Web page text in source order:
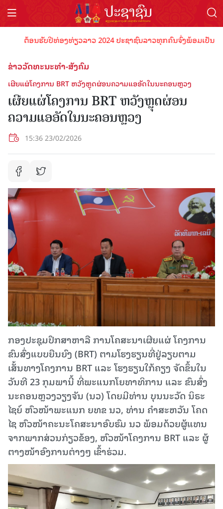
ຕ້ອນຮັບປີທ່ອງທ່ຽວລາວ 2024 ປະຊາຊົນລາວທຸກຄົນຈົ່ງພ້ອມເປັນເຈົ້
ຂ່າວວັດທະນະທຳ-ສັງຄົມ
ເຜີຍແຜ່ໂຄງການ BRT ຫວັງຫຼຸດຜ່ອນຄວາມແອອັດໃນນະຄອນຫຼວງ
ເຜີຍແຜ່ໂຄງການ BRT ຫວັງຫຼຸດຜ່ອນ
ຄວາມແອອັດໃນນະຄອນຫຼວງ
15:36 23/02/2026
ກອງປະຊຸມປຶກສາຫາລື ການໂຄສະນາເຜີຍແຜ່ ໂຄງການ
ຂົນສົ່ງແບບຍືນຍົງ (BRT) ຕາມໂຮງຮຽນທີ່ຢູ່ລຽບຕາມ
ເສັ້ນທາງໂຄງການ BRT ແລະ ໂຮງຮຽນໃກ້ຄຽງ ຈັດຂຶ້ນໃນ
ວັນທີ 23 ກຸມພານີ້ ທີ່ພະແນກໂຍທາທິການ ແລະ ຂົນສົ່ງ
ນະຄອນຫຼວງວຽງຈັນ (ນວ) ໂດຍມີທ່ານ ບຸນນະວັດ ນິຣະ
ໄຊຍ໌ ຫົວໜ້າພະແນກ ຍທຂ ນວ, ທ່ານ ຄຳສະຫວັນ ໂຄດ
ໄຊ ຫົວໜ້າຄະນະໂຄສະນາອົບຮົມ ນວ ພ້ອມດ້ວຍຜູ້ແທນ
ຈາກພາກສ່ວນກ່ຽວຂ້ອງ, ຫົວໜ້າໂຄງການ BRT ແລະ ຜູ້
ຕາງໜ້າອົງການຕ່າງໆ ເຂົ້າຮ່ວມ.